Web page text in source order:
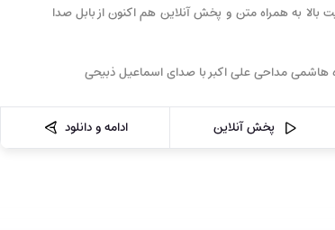
بالا به همراه متن و پخش آنلاین هم اکنون از بابل صدا
پخش آنلاین ادامه و دانلود